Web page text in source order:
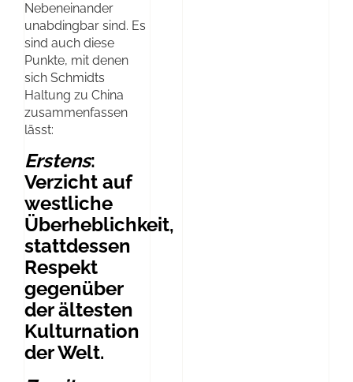
Nebeneinander
unabdingbar sind. Es
sind auch diese
Punkte, mit denen
sich Schmidts
Haltung zu China
zusammenfassen
lässt:
Erstens:
Verzicht auf
westliche
Überheblichkeit,
stattdessen
Respekt
gegenüber
der ältesten
Kulturnation
der Welt.